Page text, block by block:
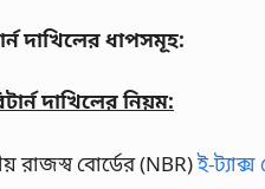
দাখিলের ধাপসমূহ:
দাখিলের নিয়ম:
রাজস্ব বোর্ডের (NBR)ই-ট্যাক্স